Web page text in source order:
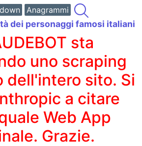
Anagrammi
dei personaggi famosi italiani
sta
uno scraping
dell'intero sito. Si
a citare
Web App
Grazie.